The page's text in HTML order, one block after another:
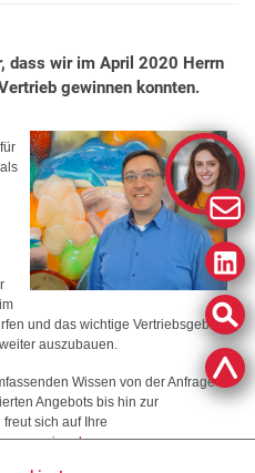
dass wir im April 2020 Herrn
gewinnen konnten.
und das wichtige Vertriebsgebiet
auszubauen.
Wissen von der Anfrage
Angebots bis hin zur
sich auf Ihre
processing.de